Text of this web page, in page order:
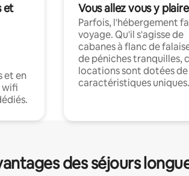
et
et en
wifi
Vous allez vous y plaire
Parfois, l'hébergement
voyage. Qu'il s'agisse de
cabanes à flanc de
de péniches tranquilles,
locations sont dotées de
caractéristiques uniques.
des séjours